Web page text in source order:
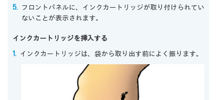
フロントパネルに、インクカートリッジが取り付けられてい
ないことが表示されます。
インクカートリッジを挿入する
インクカートリッジは、袋から取り出す前によく振ります。